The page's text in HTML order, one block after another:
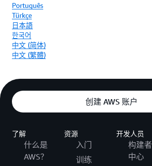
Português
Türkçe
日本語
한국어
中文 (简体)
中文 (繁體)
创建 AWS 账户
了解
什么是
AWS？
资源
入门
训练
开发人员
构建者
中心